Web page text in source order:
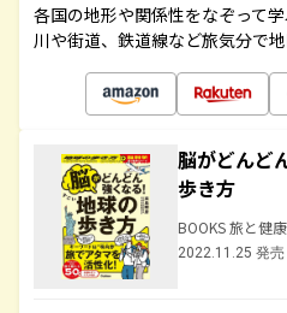
各国の地形や関係性をなぞって
川や街道、鉄道線など旅気分で
脳がどんど
歩き方
BOOKS 旅と健康
2022.11.25 発売